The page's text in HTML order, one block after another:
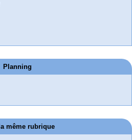
Planning
même rubrique